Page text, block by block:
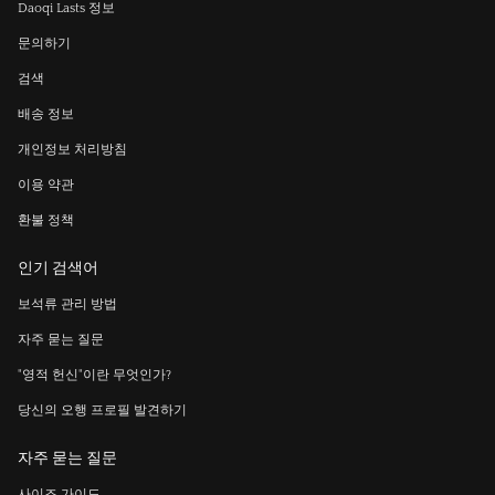
Daoqi Lasts 정보
문의하기
검색
배송 정보
개인정보 처리방침
이용 약관
환불 정책
인기 검색어
보석류 관리 방법
자주 묻는 질문
"영적 헌신"이란 무엇인가?
당신의 오행 프로필 발견하기
자주 묻는 질문